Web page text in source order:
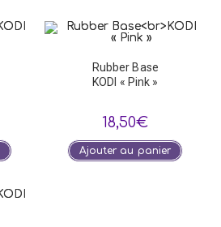
Rubber Base
KODI « Pink »
18,50€
Ajouter au panier